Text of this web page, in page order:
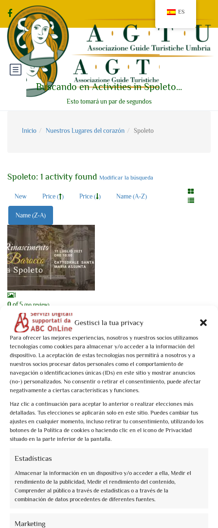
Gestisci la tua privacy
Para ofrecer las mejores experiencias, nosotros y nuestros socios utilizamos
tecnologías como cookies para almacenar y/o acceder a la información del
dispositivo. La aceptación de estas tecnologías nos permitirá a nosotros y a
nuestros socios procesar datos personales como el comportamiento de
navegación o identificaciones únicas (IDs) en este sitio y mostrar anuncios
(no-) personalizados. No consentir o retirar el consentimiento, puede afectar
negativamente a ciertas características y funciones.
Haz clic a continuación para aceptar lo anterior o realizar elecciones más
detalladas. Tus elecciones se aplicarán solo en este sitio. Puedes cambiar tus
ajustes en cualquier momento, incluso retirar tu consentimiento, utilizando los
botones de la Política de cookies o haciendo clic en el icono de Privacidad
situado en la parte inferior de la pantalla.
Estadísticas
Almacenar la información en un dispositivo y/o acceder a ella, Medir el
rendimiento de la publicidad, Medir el rendimiento del contenido,
Comprender al público a través de estadísticas o a través de la
combinación de datos procedentes de diferentes fuentes.
Marketing
Buscando en Activities in Spoleto...
Esto tomará un par de segundos
Inicio Nuestros Lugares del corazón Spoleto
Spoleto: 1 activity found Modificar la búsqueda
New Price ( ) Price ( ) Name (A-Z)
Name (Z-A)
1
0 of 5 (no review)
Rinascimento Barocco a Spoleto
Activity Type: Specific Date
Dal Quattrocento al Settecento a Spoleto si registra un rinnovato fervore
edilizio. Le famiglie ...
From €10,00
Book now
Spoleto: 1 activity found. Mostrando 1 - 1
Not what you're looking for?
ES